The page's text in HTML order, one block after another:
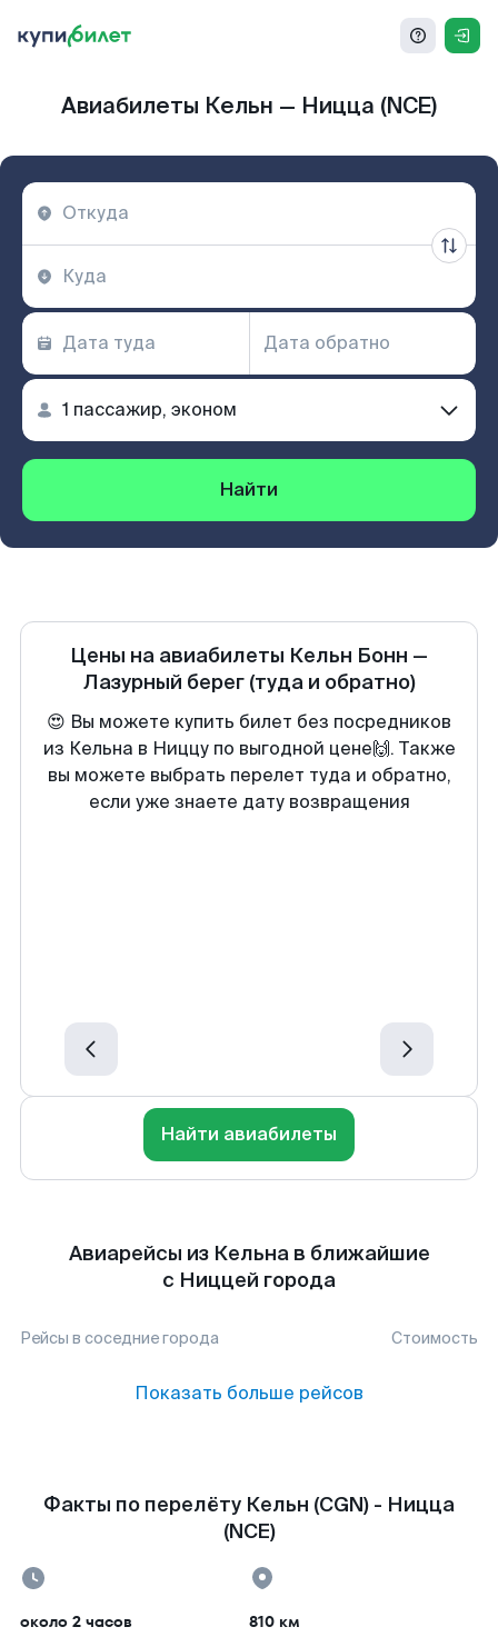
Авиабилеты Кельн — Ницца (NCE)
Найти
Цены на авиабилеты Кельн Бонн —
Лазурный берег (туда и обратно)
😍 Вы можете купить билет без посредников
из Кельна в Ниццу по выгодной цене🙌. Также
вы можете выбрать перелет туда и обратно,
если уже знаете дату возвращения
Найти авиабилеты
Авиарейсы из Кельна в ближайшие
с Ниццей города
Рейсы в соседние города Стоимость
Показать больше рейсов
Факты по перелёту Кельн (CGN) - Ницца
(NCE)
около 2 часов 810 км